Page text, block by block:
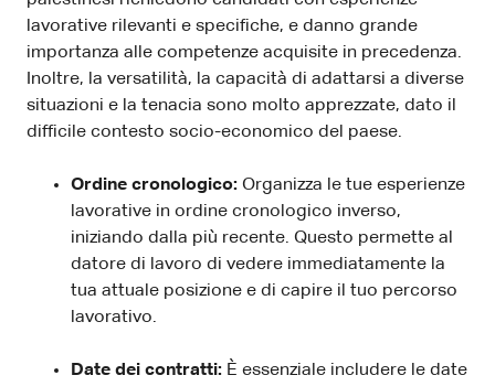
lavorative rilevanti e specifiche, e danno grande
importanza alle competenze acquisite in precedenza.
Inoltre, la versatilità, la capacità di adattarsi a diverse
situazioni e la tenacia sono molto apprezzate, dato il
difficile contesto socio-economico del paese.
Ordine cronologico: Organizza le tue esperienze
lavorative in ordine cronologico inverso,
iniziando dalla più recente. Questo permette al
datore di lavoro di vedere immediatamente la
tua attuale posizione e di capire il tuo percorso
lavorativo.
Date dei contratti: È essenziale includere le date